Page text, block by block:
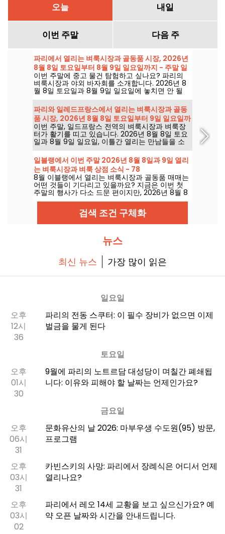
오늘 내일
이번 주말 다음 주
파리에서 열리는 벼룩시장과 골동품 시장, 2026년
8월 8일 토요일부터 8월 9일 일요일까지 - 주말 일
정
이번 주말에 중고 물건 탐험하고 싶나요? 파리의
벼룩시장과 야외 바자회를 소개합니다. 2026년 8
월 8일 토요일과 8월 9일 일요일에 놓치면 안 될
알뜰한 쇼핑 기회로 가득합니다.
파리와 일레드프랑스에서 열리는 벼룩시장과 골동
품 시장, 2026년 8월 8일 토요일부터 9일 일요일까
지 — 주말 일정
이번 주말, 일드프랑스 전역의 벼룩시장과 벼룩장
터가 활기를 띠고 있습니다. 2026년 8월 8일 토요
일과 8월 9일 일요일, 이틀간 열리는 만남들을 소
개합니다. 구경하고, 물건을 샅샅이 뒤지다 보면 어
쩌면 보물 같은 아이템을 건져 올릴 수 있습니다.
일블랭에서 이번 주말 2026년 8월 8일과 9일 열리
는 벼룩시장과 벼룩 상점 소식 - 78
8월 이블랭에서 열리는 벼룩시장과 골동품 매매는
어떤 것들이 기다리고 있을까요? 지금은 이번 첫
주말의 행사가 다소 드문 편이지만, 2026년 8월 8
일과 9일에 여러분을 맞이할 일정은 아래와 같습니
검색 조건 구체화
뉴스
최신 뉴스 가장 많이 읽은
일요일
오후
12시
36
파리의 전동 스쿠터: 이 필수 장비가 없으면 이제
벌금을 물게 된다
토요일
오후
01시
30
9월에 파리의 노트르담 대성당이 며칠간 폐쇄됩
니다: 이유와 피해야 할 날짜는 언제인가요?
금요일
오후
06시
31
문화유산의 날 2026: 마부우생 수도원(95) 방문,
프로그램
오후
03시
31
카빈스키의 사망: 파리에서 장례식은 어디서 언제
열리나요?
오후
03시
02
파리에서 레오 14세 교황을 보고 싶으신가요? 예
약 오픈 날짜와 시간을 안내드립니다.